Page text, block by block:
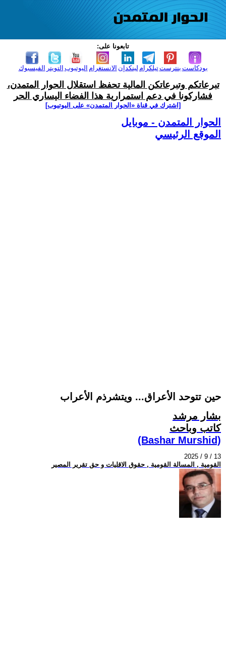
تابعونا على:
الفيسبوك التويتر اليوتيوب الانستغرام لينكدإن تيلكرامبنترست بودكاست
تبرعاتكم وتبرعاتكن المالية تحفظ استقلال الحوار المتمدن،
فشاركونا في دعم استمرارية هذا الفضاء اليساري الحر
[اشترك في قناة ‫«الحوار المتمدن» على اليوتيوب]
الحوار المتمدن - موبايل
الموقع الرئيسي
حين تتوحد الأعراق... ويتشرذم الأعراب
بشار مرشد
كاتب وباحث
(Bashar Murshid)
2025 / 9 / 13
القومية , المسالة القومية , حقوق الاقليات و حق تقرير المصير